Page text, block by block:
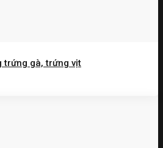
trứng gà, trứng vịt